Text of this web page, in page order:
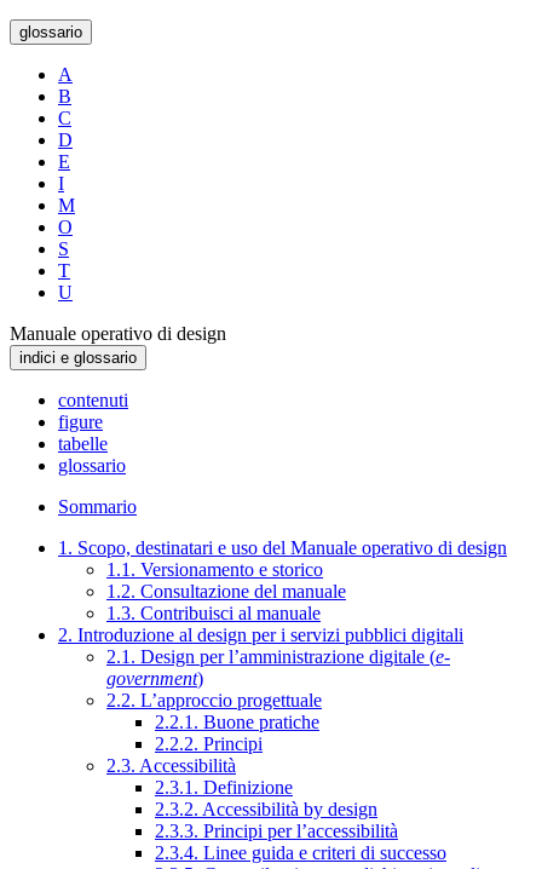
glossario
A
B
C
D
E
I
M
O
S
T
U
Manuale operativo di design
indici e glossario
contenuti
figure
tabelle
glossario
Sommario
1. Scopo, destinatari e uso del Manuale operativo di design
1.1. Versionamento e storico
1.2. Consultazione del manuale
1.3. Contribuisci al manuale
2. Introduzione al design per i servizi pubblici digitali
2.1. Design per l’amministrazione digitale (e-
government)
2.2. L’approccio progettuale
2.2.1. Buone pratiche
2.2.2. Principi
2.3. Accessibilità
2.3.1. Definizione
2.3.2. Accessibilità by design
2.3.3. Principi per l’accessibilità
2.3.4. Linee guida e criteri di successo